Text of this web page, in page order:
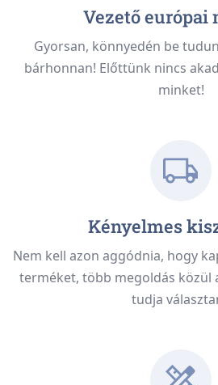
Vezető európai
Gyorsan, könnyedén be
bárhonnan! Előttünk nincs
minket!
Kényelmes
Nem kell azon aggódnia, hogy
terméket, több megoldás közül
tudja